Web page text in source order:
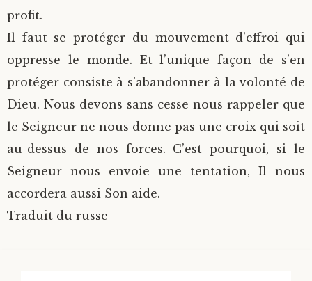
profit.
Il faut se protéger du mouvement d’effroi qui
oppresse le monde. Et l’unique façon de s’en
protéger consiste à s’abandonner à la volonté de
Dieu. Nous devons sans cesse nous rappeler que
le Seigneur ne nous donne pas une croix qui soit
au-dessus de nos forces. C’est pourquoi, si le
Seigneur nous envoie une tentation, Il nous
accordera aussi Son aide.
Traduit du russe